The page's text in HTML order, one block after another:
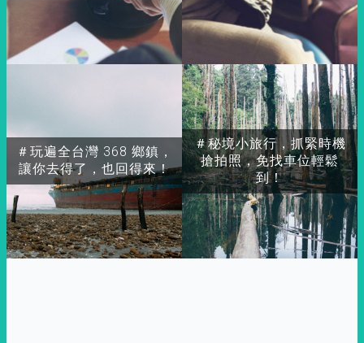
＃玩遍全台灣 368 鄉鎮，
讓你去得了，也回得來！
＃秘境小旅行，抓緊時機
搶拍照，免找車位輕鬆
到！